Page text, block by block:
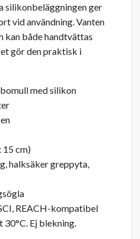
silikonbeläggningen ger
vid användning. Vanten
kan både handtvättas
gör den praktisk i
med silikon
15 cm)
halksäker greppyta,
REACH-kompatibel
Ej blekning.